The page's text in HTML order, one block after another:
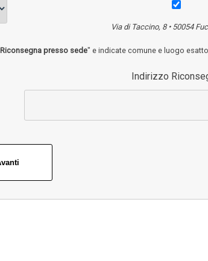
Via di Taccino, 8 • 50054
Riconsegna presso sede" e indicate comune e luogo
Indirizzo